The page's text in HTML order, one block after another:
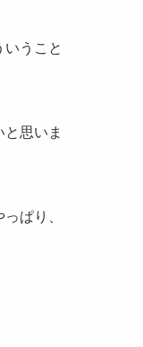
うこと
思いま
ぱり、